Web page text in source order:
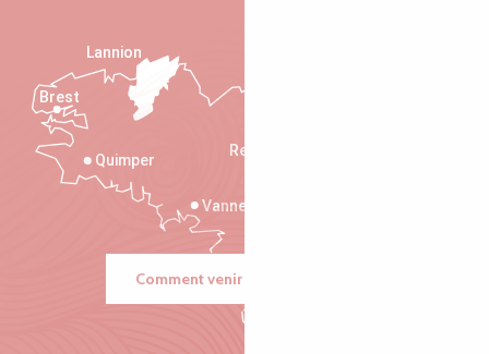
Rennes
Vannes
Quimper
Lannion
Brest
Comment venir ?